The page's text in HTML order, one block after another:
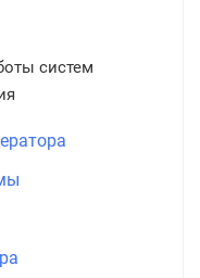
систем